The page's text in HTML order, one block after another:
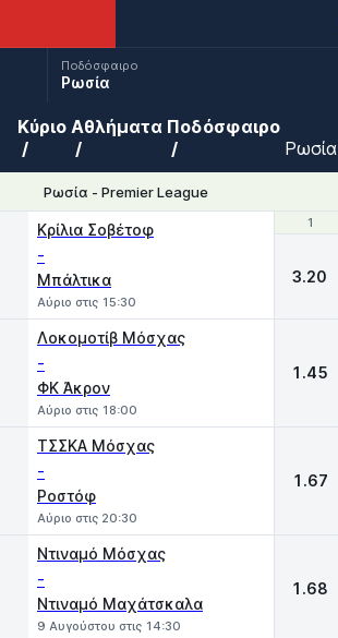
Ποδόσφαιρο
Ρωσία
Κύριο Αθλήματα Ποδόσφαιρο
Ρωσία
Ρωσία - Premier League
1
Κρίλια Σοβέτοφ
-
Μπάλτικα
Αύριο στις 15:30
1
3.20
Λοκομοτίβ Μόσχας
-
ΦΚ Άκρον
Αύριο στις 18:00
1.45
ΤΣΣΚΑ Μόσχας
-
Ροστόφ
Αύριο στις 20:30
1.67
Ντιναμό Μόσχας
-
Ντιναμό Μαχάτσκαλα
9 Αυγούστου στις 14:30
1.68